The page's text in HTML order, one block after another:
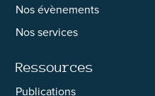
Nos évènements
Nos services
Ressources
Publications